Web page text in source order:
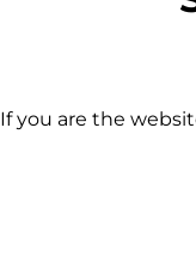
If you are the